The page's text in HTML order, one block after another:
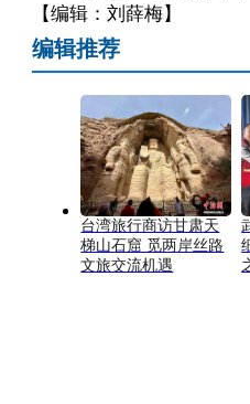
【编辑：刘薛梅】
编辑推荐
台湾旅行商访甘肃天
梯山石窟 觅两岸丝路
文旅交流机遇